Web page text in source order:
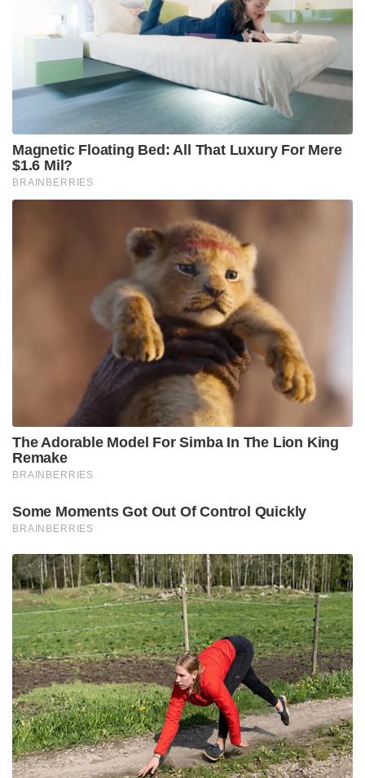
Magnetic Floating Bed: All That Luxury For Mere
$1.6 Mil?
BRAINBERRIES
The Adorable Model For Simba In The Lion King
Remake
BRAINBERRIES
Some Moments Got Out Of Control Quickly
BRAINBERRIES